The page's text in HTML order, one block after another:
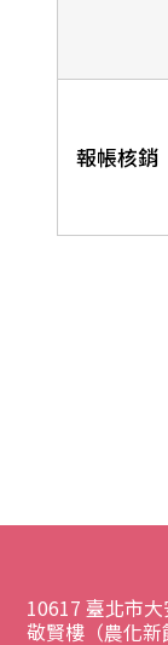
報帳核銷
10617 臺北市
敬賢樓（農化新